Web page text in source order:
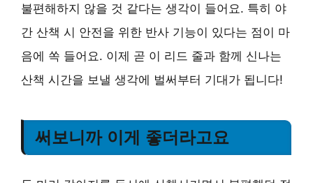
불편해하지 않을 것 같다는 생각이 들어요. 특히 야
간 산책 시 안전을 위한 반사 기능이 있다는 점이 마
음에 쏙 들어요. 이제 곧 이 리드 줄과 함께 신나는
산책 시간을 보낼 생각에 벌써부터 기대가 됩니다!
써보니까 이게 좋더라고요